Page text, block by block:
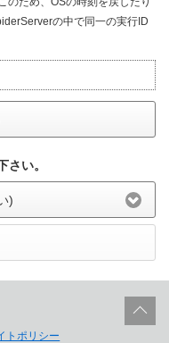
の中で同一の実行ID
さい。
)
トポリシー